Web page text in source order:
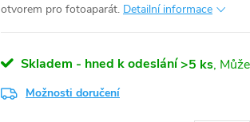
otvorem pro fotoaparát. Detailní informace
Skladem - hned k odeslání>5 ks
Možnosti doručení